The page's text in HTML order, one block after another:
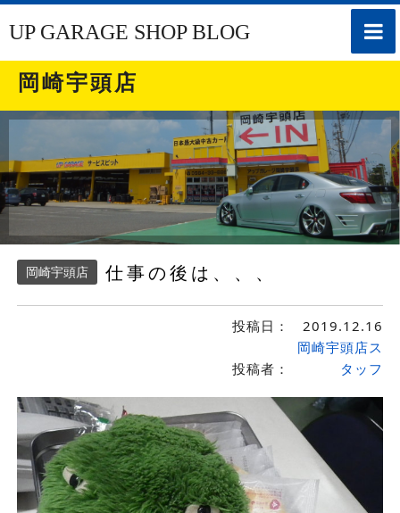
toggle
UP GARAGE SHOP BLOG
岡崎宇頭店
岡崎宇頭店 仕事の後は、、、
投稿日： 2019.12.16
投稿者：
岡崎宇頭店ス
タッフ